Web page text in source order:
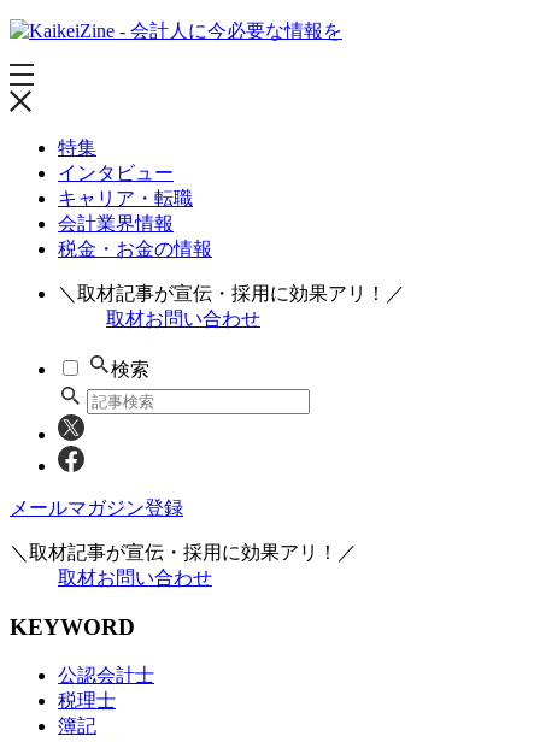
特集
インタビュー
キャリア・転職
会計業界情報
税金・お金の情報
＼取材記事が宣伝・採用に効果アリ！／
取材お問い合わせ
検索
メールマガジン登録
＼取材記事が宣伝・採用に効果アリ！／
取材お問い合わせ
KEYWORD
公認会計士
税理士
簿記